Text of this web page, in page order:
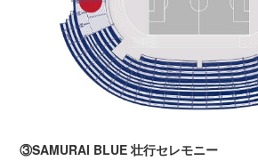
③SAMURAI BLUE 壮行セレモニー